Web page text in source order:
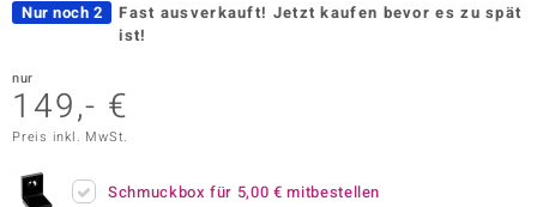
Nur noch 2 Fast ausverkauft! Jetzt kaufen bevor es zu spät
ist!
nur
149,- €
Preis inkl. MwSt.
Schmuckbox für 5,00 € mitbestellen